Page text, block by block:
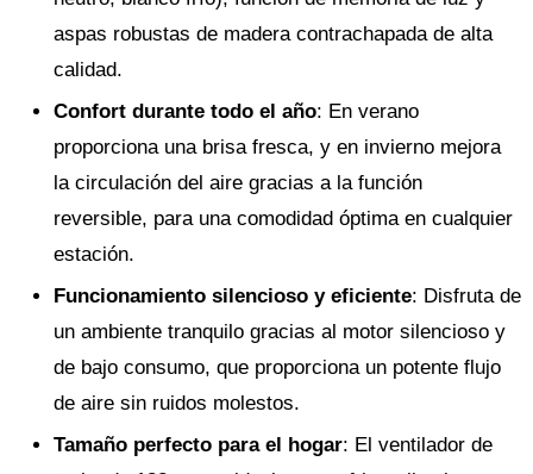
aspas robustas de madera contrachapada de alta
calidad.
Confort durante todo el año: En verano
proporciona una brisa fresca, y en invierno mejora
la circulación del aire gracias a la función
reversible, para una comodidad óptima en cualquier
estación.
Funcionamiento silencioso y eficiente: Disfruta de
un ambiente tranquilo gracias al motor silencioso y
de bajo consumo, que proporciona un potente flujo
de aire sin ruidos molestos.
Tamaño perfecto para el hogar: El ventilador de